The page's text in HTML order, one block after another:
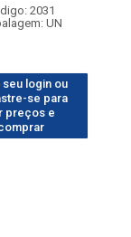
2031
UN
seu login ou
se para
preços e